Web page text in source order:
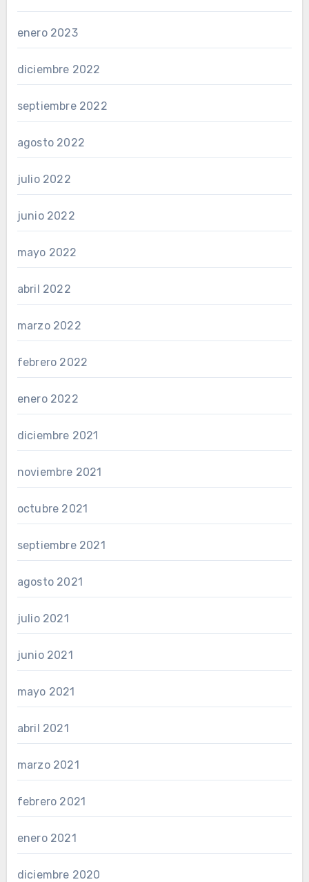
enero 2023
diciembre 2022
septiembre 2022
agosto 2022
julio 2022
junio 2022
mayo 2022
abril 2022
marzo 2022
febrero 2022
enero 2022
diciembre 2021
noviembre 2021
octubre 2021
septiembre 2021
agosto 2021
julio 2021
junio 2021
mayo 2021
abril 2021
marzo 2021
febrero 2021
enero 2021
diciembre 2020